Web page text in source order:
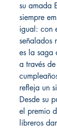
su amada
siempre
igual: con
señalados
es la saga
a través
refleja un
Desde su
el premio
libreros